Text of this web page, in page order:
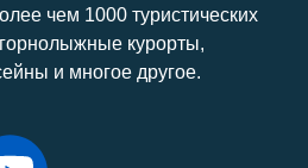
чем 1000 туристических
курорты,
и многое другое.